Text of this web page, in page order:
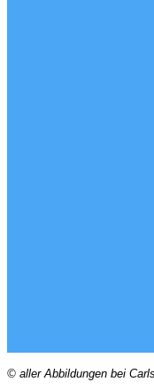
© aller Abbildungen bei